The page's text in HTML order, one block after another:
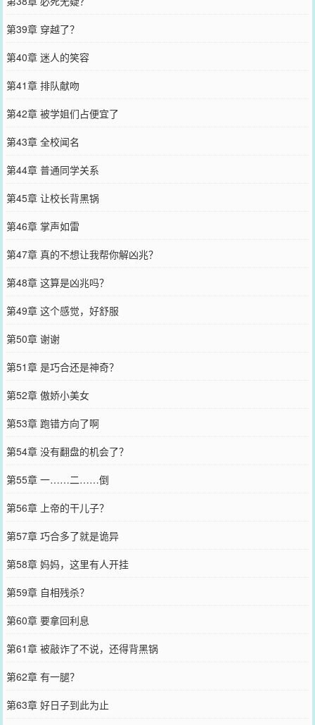
第39章 穿越了？
第40章 迷人的笑容
第41章 排队献吻
第42章 被学姐们占便宜了
第43章 全校闻名
第44章 普通同学关系
第45章 让校长背黑锅
第46章 掌声如雷
第47章 真的不想让我帮你解凶兆？
第48章 这算是凶兆吗？
第49章 这个感觉，好舒服
第50章 谢谢
第51章 是巧合还是神奇？
第52章 傲娇小美女
第53章 跑错方向了啊
第54章 没有翻盘的机会了？
第55章 一……二……倒
第56章 上帝的干儿子？
第57章 巧合多了就是诡异
第58章 妈妈，这里有人开挂
第59章 自相残杀？
第60章 要拿回利息
第61章 被敲诈了不说，还得背黑锅
第62章 有一腿？
第63章 好日子到此为止